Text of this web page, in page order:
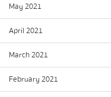
May 2021
April 2021
March 2021
February 2021